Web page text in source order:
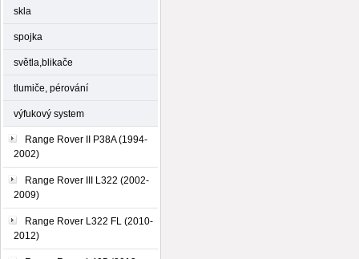
skla
spojka
světla,blikače
tlumiče, pérování
výfukový system
Range Rover II P38A (1994-
2002)
Range Rover III L322 (2002-
2009)
Range Rover L322 FL (2010-
2012)